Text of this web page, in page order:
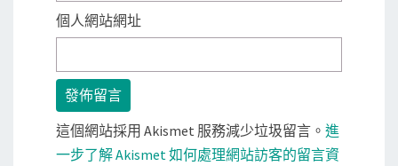
個人網站網址
這個網站採用 Akismet 服務減少垃圾留言。 進
一步了解 Akismet 如何處理網站訪客的留言資